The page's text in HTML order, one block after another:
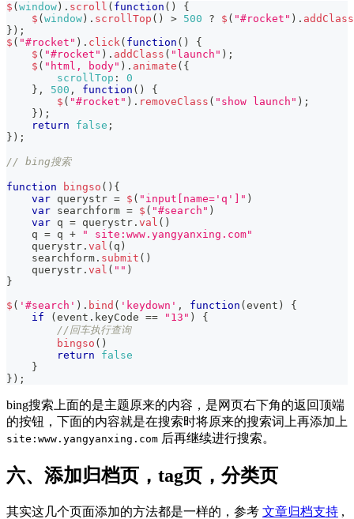
$ ( window ) . scroll ( function ( )
{
$ ( window ) . scrollTop ( ) > 500 ? $ ( "#rocket" ) . addClass
} ) ;
$ ( "#rocket" ) . click( function ( )
{
$ ( "#rocket" ) . addClass ( "launch" ) ;
$ ( "html, body" ) . animate ( {
scrollTop :
0
} , 500 , function ( )
{
$ ( "#rocket" ) . removeClass ( "show launch" ) ;
} ) ;
return
false ;
} ) ;
// bing搜索
function bingso ( ) {
var querystr = $ ( "input[name='q']" )
var searchform = $ ( "#search" )
var q = querystr . val ( )
    q
= q +
" site:www.yangyanxing.com"
    querystr
. val ( q )
    searchform
. submit ( )
    querystr
. val ( "" )
}
$ ( '#search' ) . bind ( 'keydown' , function ( event )
{
if
( event . keyCode == "13" )
{
//回车执行查询
bingso ( )
return
false
}
} ) ;
bing搜索上面的是主题原来的内容，是网页右下角的返回顶端
的按钮，下面的内容就是在搜索时将原来的搜索词上再添加上
site:www.yangyanxing.com 后再继续进行搜索。
六、添加归档页，tag页，分类页
其实这几个页面添加的方法都是一样的，参考 文章归档支持 ,